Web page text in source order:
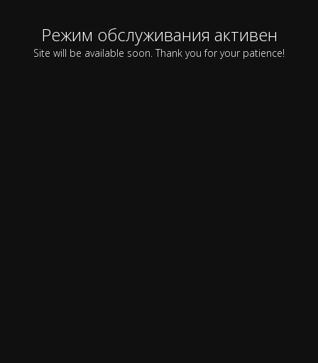
Режим обслуживания активен
Site will be available soon. Thank you for your patience!